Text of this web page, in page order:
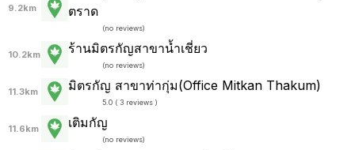
9.2km
ตราด
(no reviews)
10.2km ร้านมิตรกัญสาขาน้ำเชี่ยว
(no reviews)
11.3km มิตรกัญ สาขาท่ากุ่ม(Office Mitkan Thakum)
5.0 ( 3 reviews )
11.6km เติมกัญ
(no reviews)